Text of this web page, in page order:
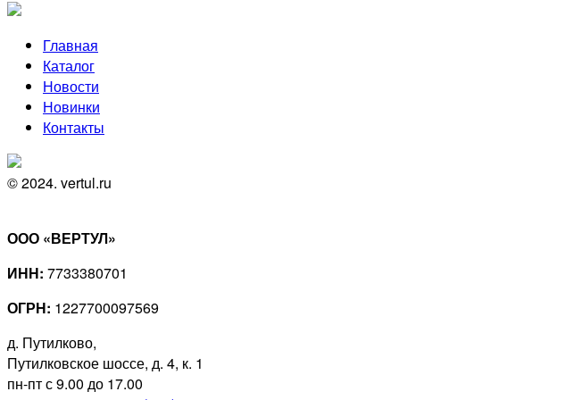
Главная
Каталог
Новости
Новинки
Контакты
© 2024. vertul.ru
ООО «ВЕРТУЛ»
ИНН: 7733380701
ОГРН: 1227700097569
д. Путилково,
Путилковское шоссе, д. 4, к. 1
пн-пт с 9.00 до 17.00